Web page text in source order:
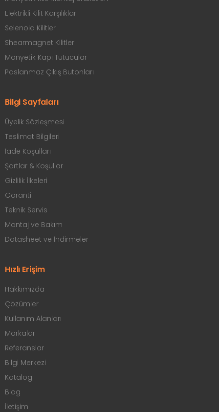
Elektrikli Kilit Karşılıkları
Selenoid Kilitler
Shearmagnet Kilitler
Manyetik Kapı Tutucular
Paslanmaz Çıkış Butonları
Bilgi Sayfaları
Üyelik Sözleşmesi
Teslimat Bilgileri
İade Koşulları
Şartlar & Koşullar
Gizlilik İlkeleri
Garanti
Teknik Servis
Montaj ve Bakım
Datasheet ve İndirmeler
Hızlı Erişim
Hakkımızda
Çözümler
Kullanım Alanları
Markalar
Referanslar
Bilgi Merkezi
Katalog
Blog
İletişim